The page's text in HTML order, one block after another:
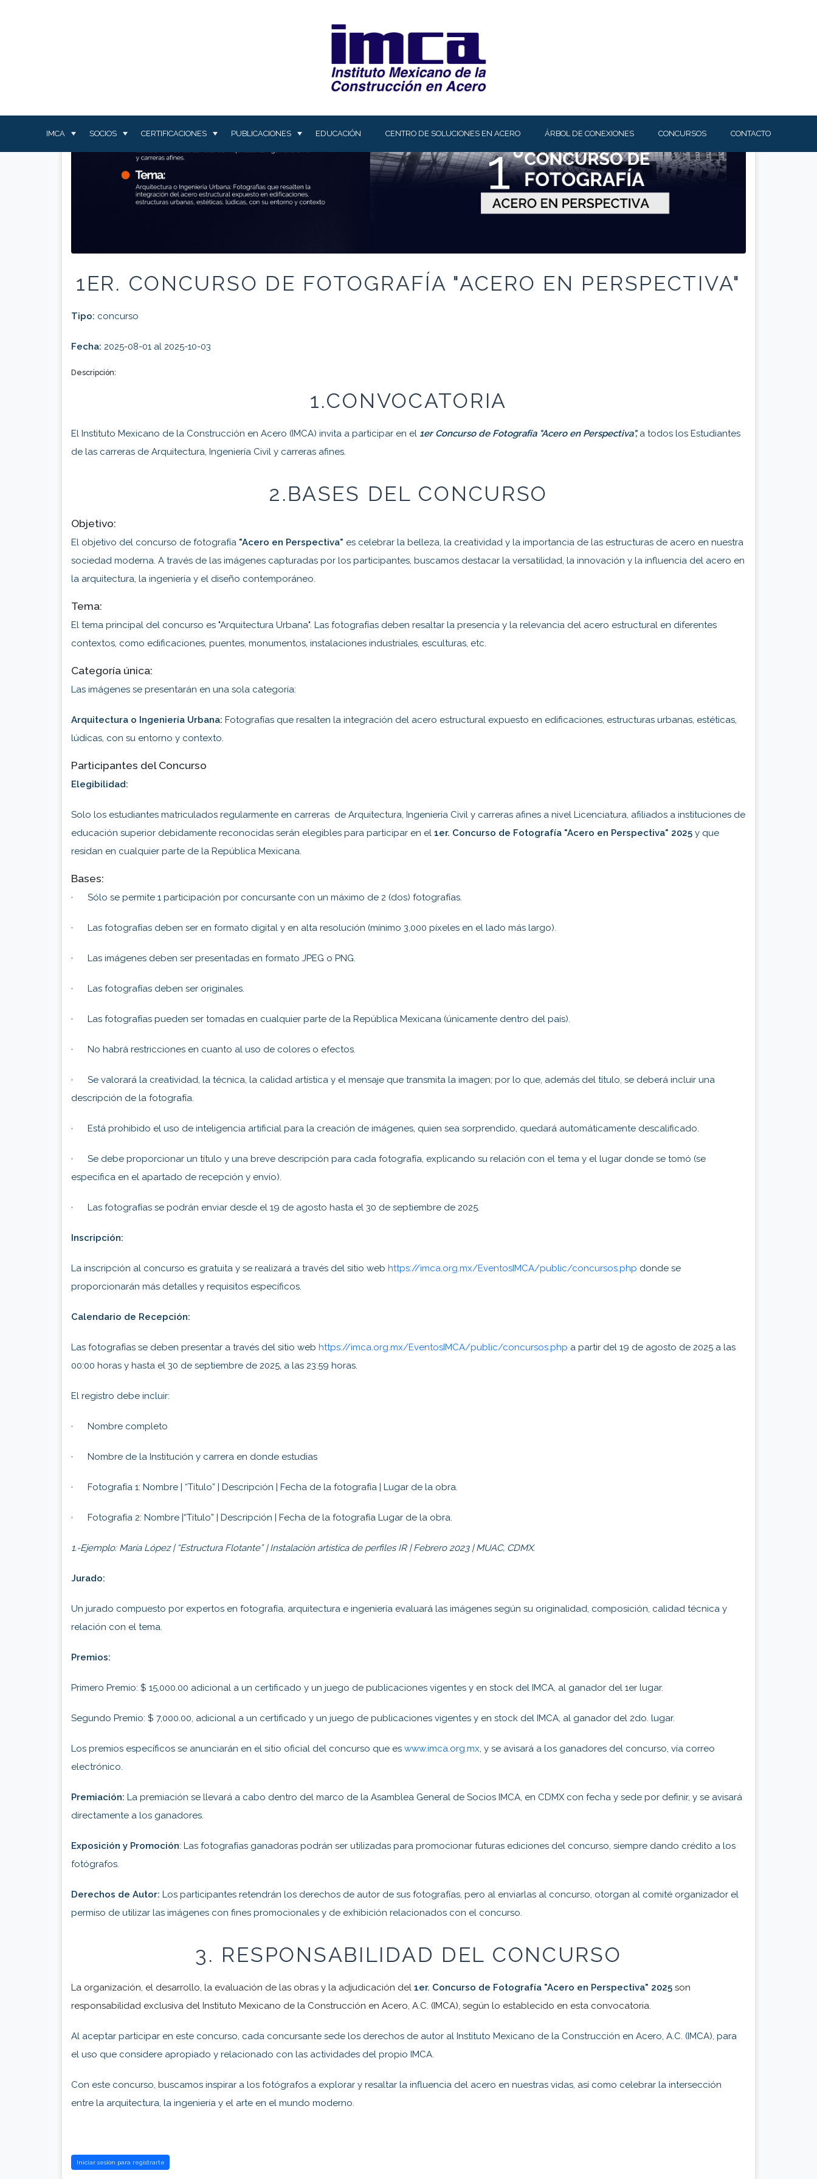
IMCA SOCIOS CERTIFICACIONES PUBLICACIONES EDUCACIÓN CENTRO DE SOLUCIONES EN ACERO ÁRBOL DE CONEXIONES CONCURSOS CONTACTO
1ER. CONCURSO DE FOTOGRAFÍA "ACERO EN PERSPECTIVA"
Tipo: concurso
Fecha: 2025-08-01 al 2025-10-03
Descripción:
1.CONVOCATORIA
El Instituto Mexicano de la Construcción en Acero (IMCA) invita a participar en el 1er Concurso de Fotografía "Acero en Perspectiva", a todos los Estudiantes
de las carreras de Arquitectura, Ingeniería Civil y carreras afines.
2.BASES DEL CONCURSO
Objetivo:
El objetivo del concurso de fotografía "Acero en Perspectiva" es celebrar la belleza, la creatividad y la importancia de las estructuras de acero en nuestra
sociedad moderna. A través de las imágenes capturadas por los participantes, buscamos destacar la versatilidad, la innovación y la influencia del acero en
la arquitectura, la ingeniería y el diseño contemporáneo.
Tema:
El tema principal del concurso es "Arquitectura Urbana". Las fotografías deben resaltar la presencia y la relevancia del acero estructural en diferentes
contextos, como edificaciones, puentes, monumentos, instalaciones industriales, esculturas, etc.
Categoría única:
Las imágenes se presentarán en una sola categoría:
Arquitectura o Ingeniería Urbana: Fotografías que resalten la integración del acero estructural expuesto en edificaciones, estructuras urbanas, estéticas,
lúdicas, con su entorno y contexto.
Participantes del Concurso
Elegibilidad:
Solo los estudiantes matriculados regularmente en carreras de Arquitectura, Ingeniería Civil y carreras afines a nivel Licenciatura, afiliados a instituciones de
educación superior debidamente reconocidas serán elegibles para participar en el 1er. Concurso de Fotografía "Acero en Perspectiva" 2025 y que
residan en cualquier parte de la República Mexicana.
Bases:
· Sólo se permite 1 participación por concursante con un máximo de 2 (dos) fotografías.
· Las fotografías deben ser en formato digital y en alta resolución (mínimo 3,000 píxeles en el lado más largo).
· Las imágenes deben ser presentadas en formato JPEG o PNG.
· Las fotografías deben ser originales.
· Las fotografías pueden ser tomadas en cualquier parte de la República Mexicana (únicamente dentro del país).
· No habrá restricciones en cuanto al uso de colores o efectos.
· Se valorará la creatividad, la técnica, la calidad artística y el mensaje que transmita la imagen; por lo que, además del título, se deberá incluir una
descripción de la fotografía.
· Está prohibido el uso de inteligencia artificial para la creación de imágenes, quien sea sorprendido, quedará automáticamente descalificado.
· Se debe proporcionar un título y una breve descripción para cada fotografía, explicando su relación con el tema y el lugar donde se tomó (se
especifica en el apartado de recepción y envío).
· Las fotografías se podrán enviar desde el 19 de agosto hasta el 30 de septiembre de 2025.
Inscripción:
La inscripción al concurso es gratuita y se realizará a través del sitio web https://imca.org.mx/EventosIMCA/public/concursos.php donde se
proporcionarán más detalles y requisitos específicos.
Calendario de Recepción:
Las fotografías se deben presentar a través del sitio web https://imca.org.mx/EventosIMCA/public/concursos.php a partir del 19 de agosto de 2025 a las
00:00 horas y hasta el 30 de septiembre de 2025, a las 23:59 horas.
El registro debe incluir:
· Nombre completo
· Nombre de la Institución y carrera en donde estudias
· Fotografía 1: Nombre | “Título” | Descripción | Fecha de la fotografía | Lugar de la obra.
· Fotografía 2: Nombre |“Título” | Descripción | Fecha de la fotografía Lugar de la obra.
1.-Ejemplo: María López | “Estructura Flotante” | Instalación artística de perfiles IR | Febrero 2023 | MUAC, CDMX.
Jurado:
Un jurado compuesto por expertos en fotografía, arquitectura e ingeniería evaluará las imágenes según su originalidad, composición, calidad técnica y
relación con el tema.
Premios:
Primero Premio: $ 15,000.00 adicional a un certificado y un juego de publicaciones vigentes y en stock del IMCA, al ganador del 1er lugar.
Segundo Premio: $ 7,000.00, adicional a un certificado y un juego de publicaciones vigentes y en stock del IMCA, al ganador del 2do. lugar.
Los premios específicos se anunciarán en el sitio oficial del concurso que es www.imca.org.mx , y se avisará a los ganadores del concurso, vía correo
electrónico.
Premiación: La premiación se llevará a cabo dentro del marco de la Asamblea General de Socios IMCA, en CDMX con fecha y sede por definir, y se avisará
directamente a los ganadores.
Exposición y Promoción: Las fotografías ganadoras podrán ser utilizadas para promocionar futuras ediciones del concurso, siempre dando crédito a los
fotógrafos.
Derechos de Autor: Los participantes retendrán los derechos de autor de sus fotografías, pero al enviarlas al concurso, otorgan al comité organizador el
permiso de utilizar las imágenes con fines promocionales y de exhibición relacionados con el concurso.
3. RESPONSABILIDAD DEL CONCURSO
La organización, el desarrollo, la evaluación de las obras y la adjudicación del 1er. Concurso de Fotografía "Acero en Perspectiva" 2025 son
responsabilidad exclusiva del Instituto Mexicano de la Construcción en Acero, A.C. (IMCA), según lo establecido en esta convocatoria.
Al aceptar participar en este concurso, cada concursante sede los derechos de autor al Instituto Mexicano de la Construcción en Acero, A.C. (IMCA), para
el uso que considere apropiado y relacionado con las actividades del propio IMCA.
Con este concurso, buscamos inspirar a los fotógrafos a explorar y resaltar la influencia del acero en nuestras vidas, así como celebrar la intersección
entre la arquitectura, la ingeniería y el arte en el mundo moderno.
Iniciar sesión para registrarte